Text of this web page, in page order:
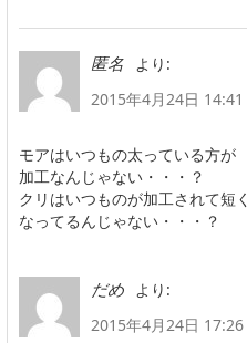
匿名
より:
2015年4月24日 14:41
モアはいつもの太っている方が
加工なんじゃない・・・？
クリはいつものが加工されて短く
なってるんじゃない・・・？
だめ
より:
2015年4月24日 17:26